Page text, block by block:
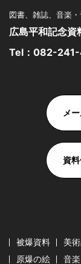
図書、雑誌、音楽
広島平和記念資
Tel： 082-
メ
資
被爆資料 美
原爆の絵
音